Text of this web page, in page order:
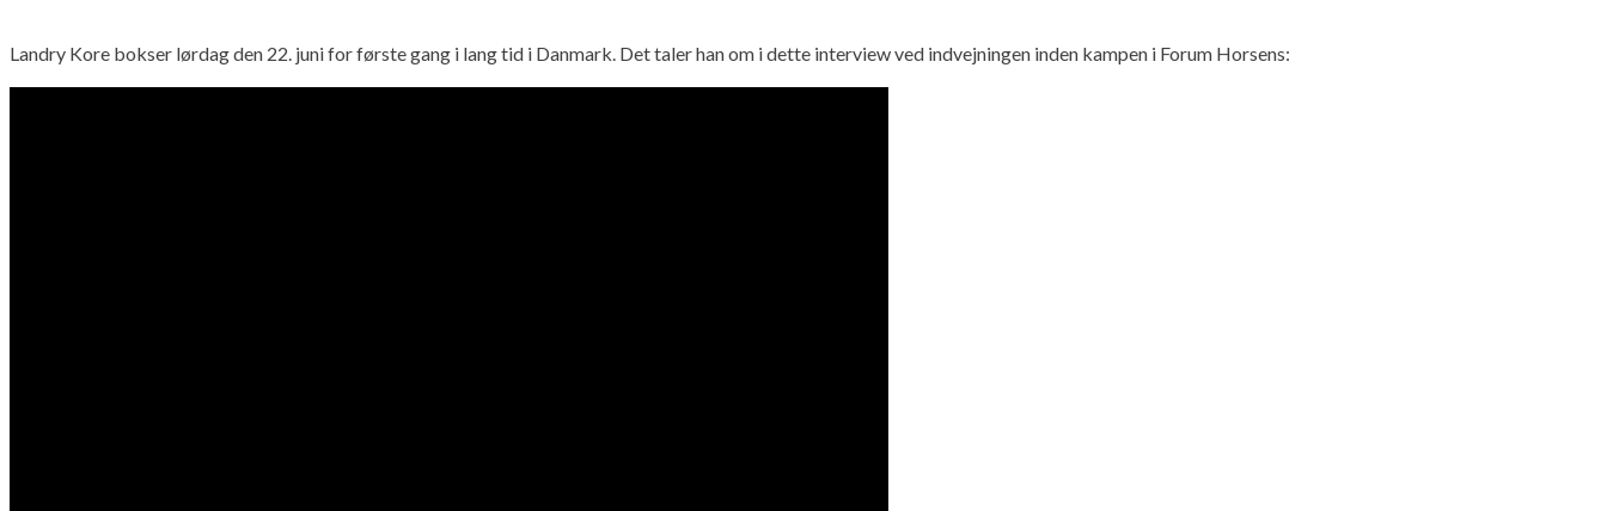
Landry Kore bokser lørdag den 22. juni for første gang i lang tid i Danmark. Det taler han om i dette interview ved indvejningen inden kampen i Forum Horsens: